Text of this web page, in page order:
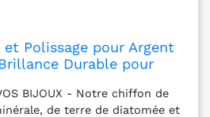
Polissage pour Argent
Durable pour
BIJOUX - Notre chiffon de
de terre de diatomée et